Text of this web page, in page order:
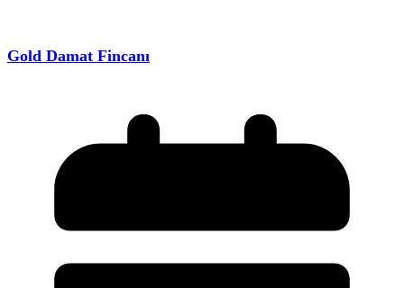
Gold Damat Fincanı